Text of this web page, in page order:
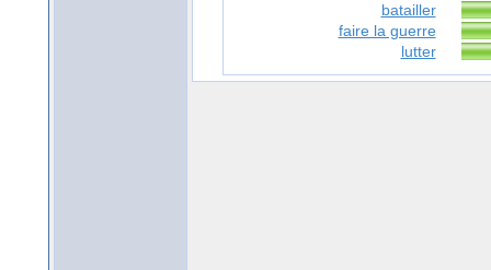
batailler
faire la guerre
lutter